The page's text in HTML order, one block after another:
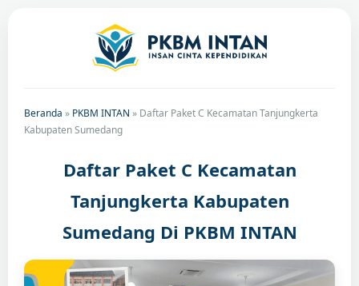
Beranda » PKBM INTAN » Daftar Paket C Kecamatan Tanjungkerta
Kabupaten Sumedang
Daftar Paket C Kecamatan
Tanjungkerta Kabupaten
Sumedang Di PKBM INTAN